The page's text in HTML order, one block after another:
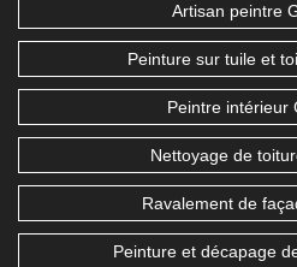
Artisan peintre
Peinture sur tuile et
Peintre intérieur
Nettoyage de
Ravalement de
Peinture et décapage